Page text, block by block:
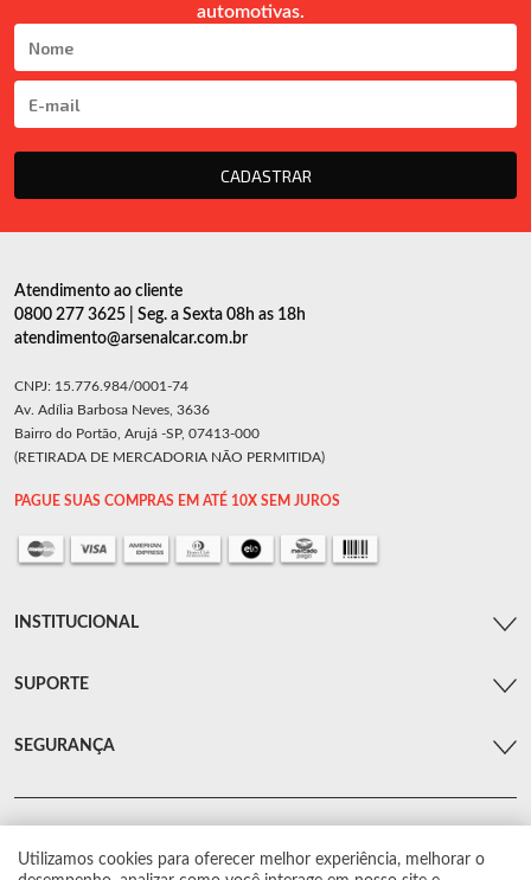
automotivas.
CADASTRAR
Utilizamos cookies para oferecer melhor experiência, melhorar o
Atendimento ao cliente
0800 277 3625 | Seg. a Sexta 08h as 18h
atendimento@arsenalcar.com.br
CNPJ: 15.776.984/0001-74
Av. Adília Barbosa Neves, 3636
Bairro do Portão, Arujá -SP, 07413-000
(RETIRADA DE MERCADORIA NÃO PERMITIDA)
PAGUE SUAS COMPRAS EM ATÉ 10X SEM JUROS
INSTITUCIONAL
SUPORTE
SEGURANÇA
© Arsenal Car. Todos os direitos reservados.